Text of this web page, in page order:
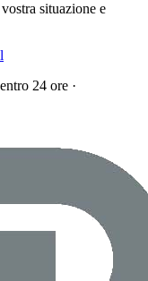
situazione e
24 ore ·